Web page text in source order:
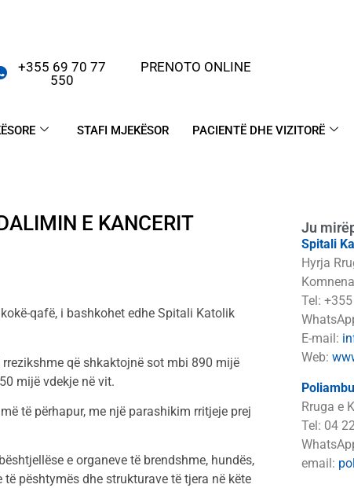
+355 69 70 77
550
PRENOTO ONLINE
STAFI MJEKËSOR PACIENTË DHE VIZITORË
E KANCERIT
qafë, i bashkohet edhe Spitali Katolik
që shkaktojnë sot mbi 890 mijë
mijë vdekje në vit.
të përhapur, me një parashikim rritjeje prej
e organeve të brendshme, hundës,
pështymës dhe strukturave të tjera në këte
Ju
Spitali
Hyrja
Tel:
E-mail:
Web:
Rruga e
Tel: 04
email: